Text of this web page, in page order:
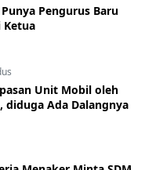
Punya Pengurus Baru
Ketua
Unit Mobil oleh
diduga Ada Dalangnya